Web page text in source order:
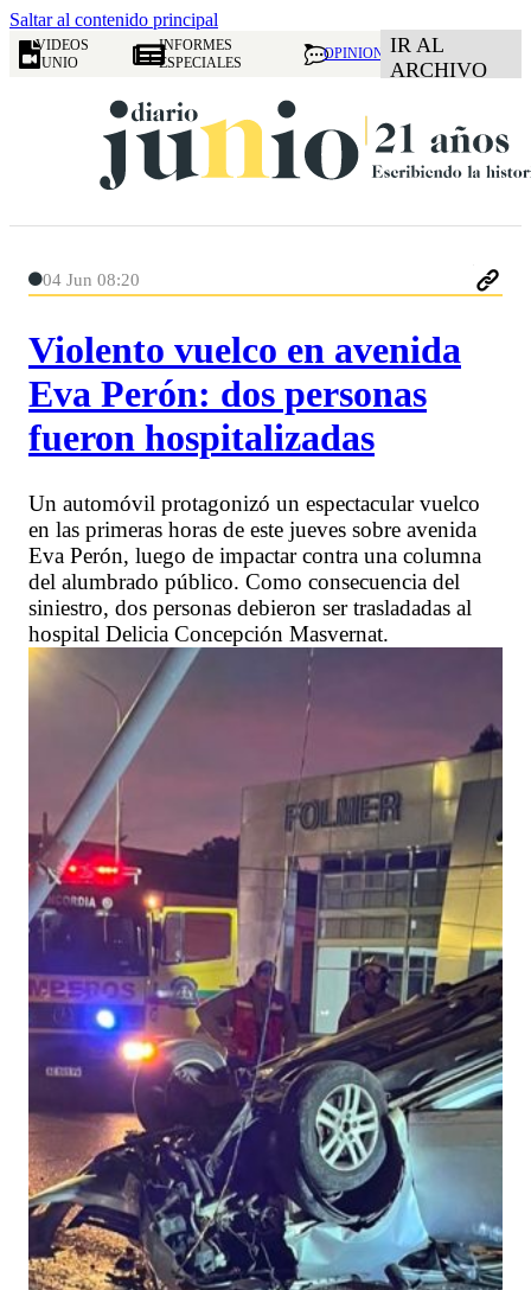
Saltar al contenido principal
VIDEOS
JUNIO
INFORMES
ESPECIALES
OPINION IR AL
ARCHIVO
04 Jun 08:20
Violento vuelco en avenida
Eva Perón: dos personas
fueron hospitalizadas
Un automóvil protagonizó un espectacular vuelco
en las primeras horas de este jueves sobre avenida
Eva Perón, luego de impactar contra una columna
del alumbrado público. Como consecuencia del
siniestro, dos personas debieron ser trasladadas al
hospital Delicia Concepción Masvernat.